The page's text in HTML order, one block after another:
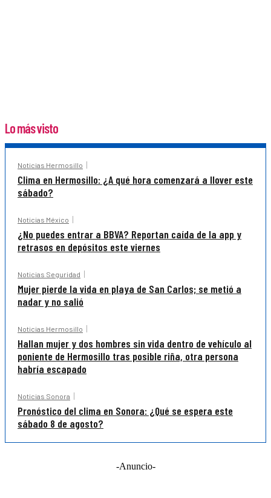
Lo más visto
Noticias Hermosillo
Clima en Hermosillo: ¿A qué hora comenzará a llover este
sábado?
Noticias México
¿No puedes entrar a BBVA? Reportan caída de la app y
retrasos en depósitos este viernes
Noticias Seguridad
Mujer pierde la vida en playa de San Carlos; se metió a
nadar y no salió
Noticias Hermosillo
Hallan mujer y dos hombres sin vida dentro de vehículo al
poniente de Hermosillo tras posible riña, otra persona
habría escapado
Noticias Sonora
Pronóstico del clima en Sonora: ¿Qué se espera este
sábado 8 de agosto?
-Anuncio-